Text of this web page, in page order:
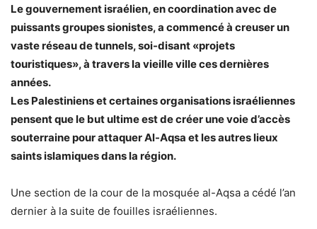
Le gouvernement israélien, en coordination avec de
puissants groupes sionistes, a commencé à creuser un
vaste réseau de tunnels, soi-disant «projets
touristiques», à travers la vieille ville ces dernières
années.
Les Palestiniens et certaines organisations israéliennes
pensent que le but ultime est de créer une voie d’accès
souterraine pour attaquer Al-Aqsa et les autres lieux
saints islamiques dans la région.
Une section de la cour de la mosquée al-Aqsa a cédé l’an
dernier à la suite de fouilles israéliennes.